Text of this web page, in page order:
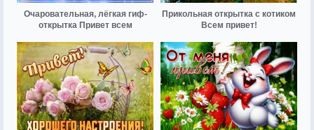
Очаровательная, лёгкая гиф-
открытка Привет всем
Прикольная открытка с котиком
Всем привет!